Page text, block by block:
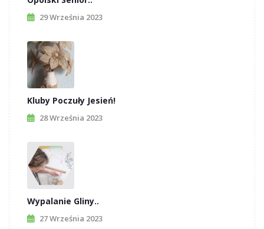
29 Września 2023
Kluby Poczuły Jesień!
28 Września 2023
Wypalanie Gliny..
27 Września 2023